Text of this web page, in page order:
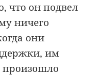
что он подвел
ничего
они
им
произошло